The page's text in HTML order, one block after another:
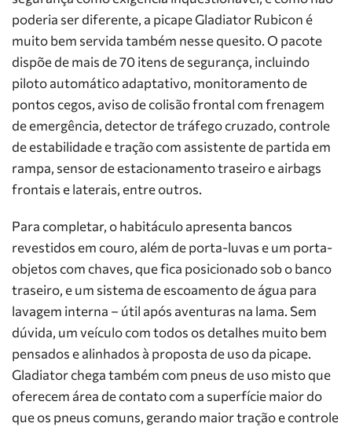
poderia ser diferente, a picape Gladiator Rubicon é
muito bem servida também nesse quesito. O pacote
dispõe de mais de 70 itens de segurança, incluindo
piloto automático adaptativo, monitoramento de
pontos cegos, aviso de colisão frontal com frenagem
de emergência, detector de tráfego cruzado, controle
de estabilidade e tração com assistente de partida em
rampa, sensor de estacionamento traseiro e airbags
frontais e laterais, entre outros.
Para completar, o habitáculo apresenta bancos
revestidos em couro, além de porta-luvas e um porta-
objetos com chaves, que fica posicionado sob o banco
traseiro, e um sistema de escoamento de água para
lavagem interna – útil após aventuras na lama. Sem
dúvida, um veículo com todos os detalhes muito bem
pensados e alinhados à proposta de uso da picape.
Gladiator chega também com pneus de uso misto que
oferecem área de contato com a superfície maior do
que os pneus comuns, gerando maior tração e controle